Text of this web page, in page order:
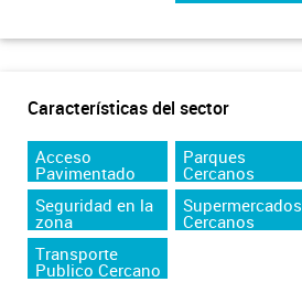
Características del sector
Acceso
Pavimentado
Parques
Cercanos
Seguridad en la
zona
Supermercados
Cercanos
Transporte
Publico Cercano